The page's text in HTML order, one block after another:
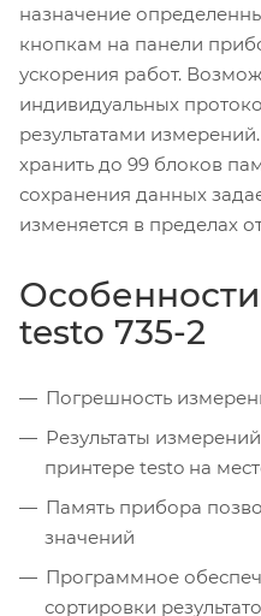
назначение
кнопкам на панели
ускорения работ.
индивидуальных
результатами
хранить до 99 блоков
сохранения данных
изменяется в пределах
testo 735-2
Погрешность
Результаты
принтере testo на
Память прибора
значений
Программное
сортировки